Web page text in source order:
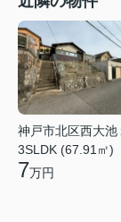
神戸市北区西大池
3SLDK (67.91㎡)
7万円